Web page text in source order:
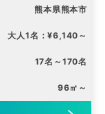
熊本県熊本市
大人1名：¥6,140～
17名～170名
96㎡～